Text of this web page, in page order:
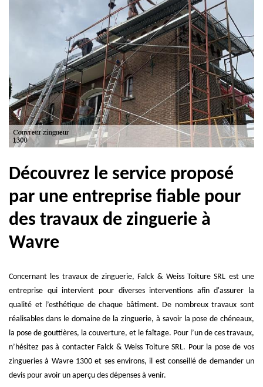
Découvrez le service proposé
par une entreprise fiable pour
des travaux de zinguerie à
Wavre
Concernant les travaux de zinguerie, Falck & Weiss Toiture SRL est une
entreprise qui intervient pour diverses interventions afin d'assurer la
qualité et l’esthétique de chaque bâtiment. De nombreux travaux sont
réalisables dans le domaine de la zinguerie, à savoir la pose de chéneaux,
la pose de gouttières, la couverture, et le faîtage. Pour l’un de ces travaux,
n’hésitez pas à contacter Falck & Weiss Toiture SRL. Pour la pose de vos
zingueries à Wavre 1300 et ses environs, il est conseillé de demander un
devis pour avoir un aperçu des dépenses à venir.